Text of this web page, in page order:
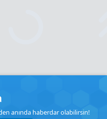
anında haberdar olabilirsin!